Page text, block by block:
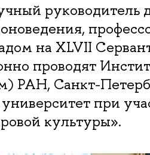
руководитель
на XLVII
проводят
РАН, Санкт-
при
культуры».